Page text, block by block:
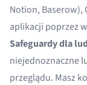
Notion, Baserow),
aplikacji poprzez
Safeguardy dla
niejednoznaczne
przeglądu. Masz